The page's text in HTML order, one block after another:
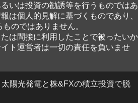
いは投資の勧誘等を行うものではあ
は個人的見解に基づくものであり、
のではありません。
は間接に利用したことで被ったいか
ト運営者は一切の責任を負いませ
陽光発電と株&FXの積立投資で脱